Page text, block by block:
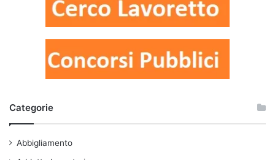
Categorie
Abbigliamento